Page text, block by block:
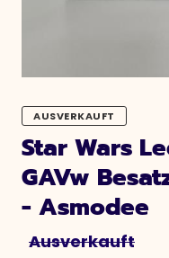
AUSVERKAUFT
Star Wars
GAVw
- Asmodee
Ausverkauft